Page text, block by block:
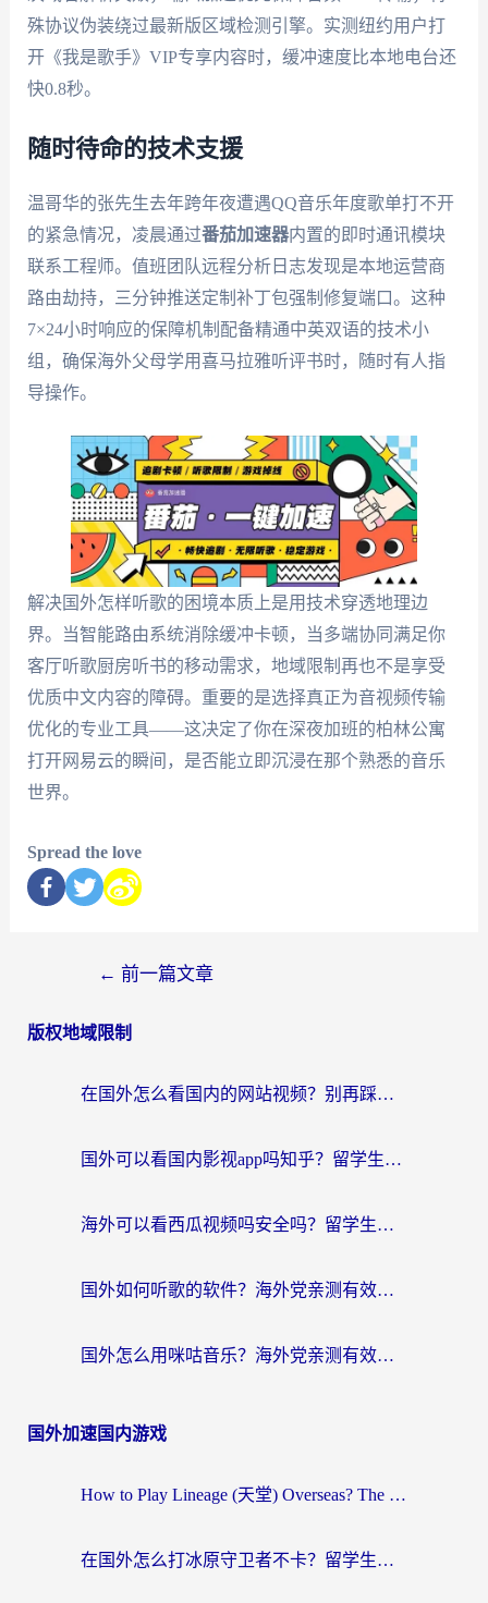
殊协议伪装绕过最新版区域检测引擎。实测纽约用户打
开《我是歌手》VIP专享内容时，缓冲速度比本地电台还
快0.8秒。
随时待命的技术支援
温哥华的张先生去年跨年夜遭遇QQ音乐年度歌单打不开
的紧急情况，凌晨通过番茄加速器内置的即时通讯模块
联系工程师。值班团队远程分析日志发现是本地运营商
路由劫持，三分钟推送定制补丁包强制修复端口。这种
7×24小时响应的保障机制配备精通中英双语的技术小
组，确保海外父母学用喜马拉雅听评书时，随时有人指
导操作。
解决国外怎样听歌的困境本质上是用技术穿透地理边
界。当智能路由系统消除缓冲卡顿，当多端协同满足你
客厅听歌厨房听书的移动需求，地域限制再也不是享受
优质中文内容的障碍。重要的是选择真正为音视频传输
优化的专业工具——这决定了你在深夜加班的柏林公寓
打开网易云的瞬间，是否能立即沉浸在那个熟悉的音乐
世界。
Spread the love
← 前一篇文章
版权地域限制
在国外怎么看国内的网站视频？别再踩坑！选对加速器秒回国内冲浪
国外可以看国内影视app吗知乎？留学生亲测有效的回国加速方案
海外可以看西瓜视频吗安全吗？留学生亲测：3步解决回国追剧难题，附靠谱加速器推荐
国外如何听歌的软件？海外党亲测有效的回国加速器指南
国外怎么用咪咕音乐？海外党亲测有效的听歌自由指南
国外加速国内游戏
How to Play Lineage (天堂) Overseas? The Ultimate Guide to Choosing the Best Chinese Server Game Accelerator (在国外打天堂加速器)
在国外怎么打冰原守卫者不卡？留学生亲测的国服游戏加速指南